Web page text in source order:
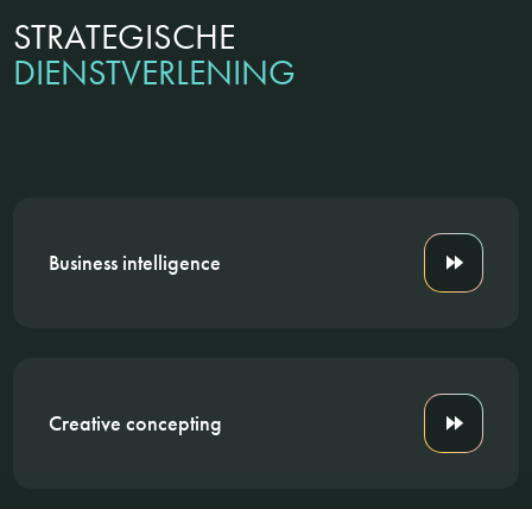
STRATEGISCHE
DIENSTVERLENING
Business intelligence
Creative concepting